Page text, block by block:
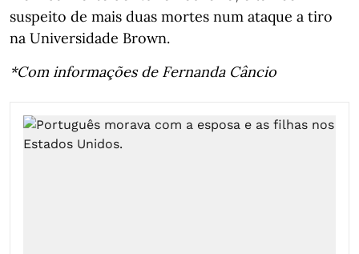
suspeito de mais duas mortes num ataque a tiro
na Universidade Brown.
*Com informações de Fernanda Câncio